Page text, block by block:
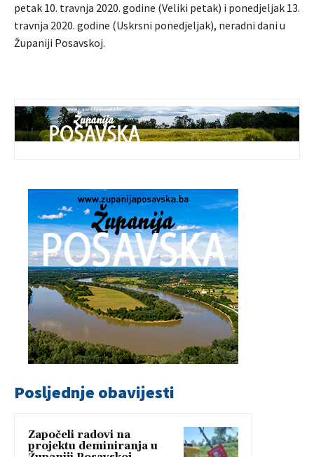
petak 10. travnja 2020. godine (Veliki petak) i ponedjeljak 13.
travnja 2020. godine (Uskrsni ponedjeljak), neradni dani u
Županiji Posavskoj.
Posljednje obavijesti
Započeli radovi na
projektu deminiranja u